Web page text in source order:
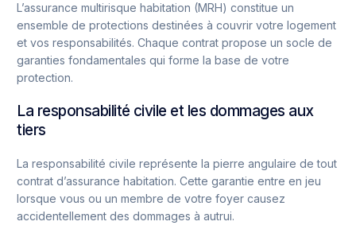
L’assurance multirisque habitation (MRH) constitue un
ensemble de protections destinées à couvrir votre logement
et vos responsabilités. Chaque contrat propose un socle de
garanties fondamentales qui forme la base de votre
protection.
La responsabilité civile et les dommages aux
tiers
La responsabilité civile représente la pierre angulaire de tout
contrat d’assurance habitation. Cette garantie entre en jeu
lorsque vous ou un membre de votre foyer causez
accidentellement des dommages à autrui.